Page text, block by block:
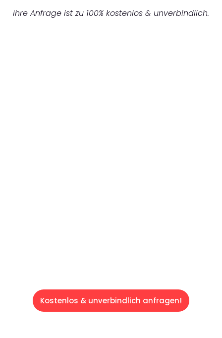
Ihre Anfrage ist zu 100% kostenlos & unverbindlich.
Kostenlos & unverbindlich anfragen!